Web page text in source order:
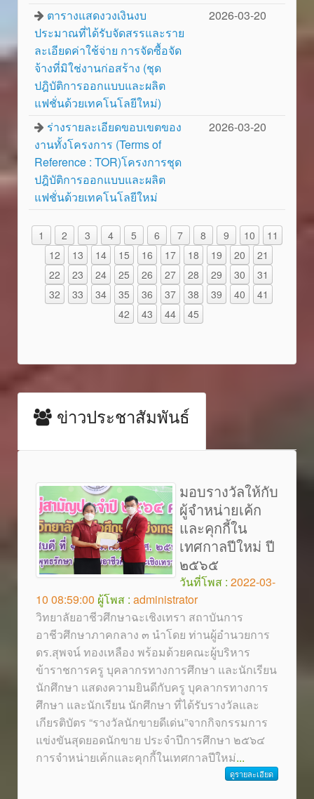
ตารางแสดงวงเงินงบ
ประมาณที่ได้รับจัดสรรและราย
ละเอียดค่าใช้จ่าย การจัดซื้อจัด
จ้างที่มิใช่งานก่อสร้าง (ชุด
ปฎิบัติการออกแบบและผลิต
แฟชั่นด้วยเทคโนโลยีใหม่)
2026-03-20
ร่างรายละเอียดขอบเขตของ
งานทั้งโครงการ (Terms of
Reference : TOR)โครงการชุด
ปฎิบัติการออกแบบและผลิต
แฟชั่นด้วยเทคโนโลยีใหม่
2026-03-20
1 2 3 4 5 6 7 8 9 10
11
12
13 14 15 16 17 18 19 20
21
22
23 24 25 26 27 28 29 30
31
32
33 34 35 36 37 38 39 40
41
42
43 44 45
ข่าวประชาสัมพันธ์
มอบรางวัลให้กับ
ผู้จำหน่ายเค้ก
และคุกกี้ใน
เทศกาลปีใหม่ ปี
๒๕๖๕
วันที่โพส : 2022-03-
10 08:59:00 ผู้โพส : administrator
วิทยาลัยอาชีวศึกษาฉะเชิงเทรา สถาบันการ
อาชีวศึกษาภาคกลาง ๓ นำโดย ท่านผู้อำนวยการ
ดร.สุพจน์ ทองเหลือง พร้อมด้วยคณะผู้บริหาร
ข้าราชการครู บุคลากรทางการศึกษา และนักเรียน
นักศึกษา แสดงความยินดีกับครู บุคลากรทางการ
ศึกษา และนักเรียน นักศึกษา ที่ได้รับรางวัลและ
เกียรติบัตร “รางวัลนักขายดีเด่น”จากกิจกรรมการ
แข่งขันสุดยอดนักขาย ประจำปีการศึกษา ๒๕๖๔
การจำหน่ายเค้กและคุกกี้ในเทศกาลปีใหม่...
ดูรายละเอียด